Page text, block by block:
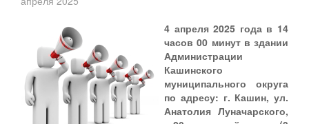
4 апреля 2025 года в 14
часов 00 минут в здании
Администрации
Кашинского
муниципального округа
по адресу: г. Кашин, ул.
Анатолия Луначарского,